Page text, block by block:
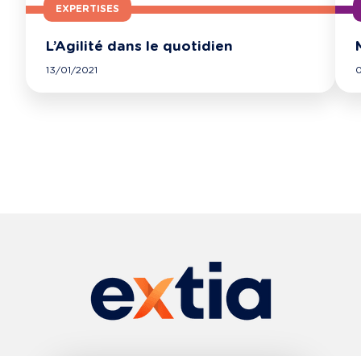
EXPERTISES
L’Agilité dans le quotidien
13/01/2021